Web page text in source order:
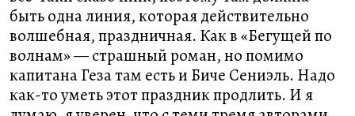
быть одна линия, которая действительно
волшебная, праздничная. Как в «Бегущей по
волнам» — страшный роман, но помимо
капитана Геза там есть и Биче Сениэль. Надо
как-то уметь этот праздник продлить. И я